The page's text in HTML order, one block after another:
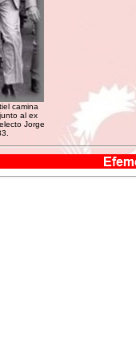
camina
al ex
Jorge